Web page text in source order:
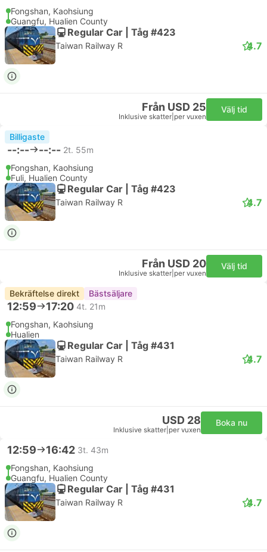
Fongshan, Kaohsiung
Guangfu, Hualien County
Regular Car | Tåg #423
Taiwan Railway R 4.7
Från USD 25
Inklusive skatter per vuxen
Välj tid
Billigaste
--:-- --:-- 2t. 55m
Fongshan, Kaohsiung
Fuli, Hualien County
Regular Car | Tåg #423
Taiwan Railway R 4.7
Från USD 20
Inklusive skatter per vuxen
Välj tid
Bekräftelse direkt Bästsäljare
12:59 17:20 4t. 21m
Fongshan, Kaohsiung
Hualien
Regular Car | Tåg #431
Taiwan Railway R 4.7
USD 28
Inklusive skatter per vuxen
Boka nu
12:59 16:42 3t. 43m
Fongshan, Kaohsiung
Guangfu, Hualien County
Regular Car | Tåg #431
Taiwan Railway R 4.7